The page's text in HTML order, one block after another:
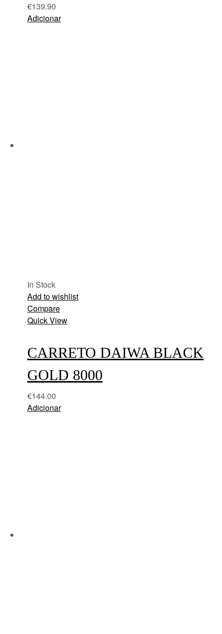
€139.90
Adicionar
In Stock
Add to wishlist
Compare
Quick View
CARRETO DAIWA BLACK
GOLD 8000
€144.00
Adicionar